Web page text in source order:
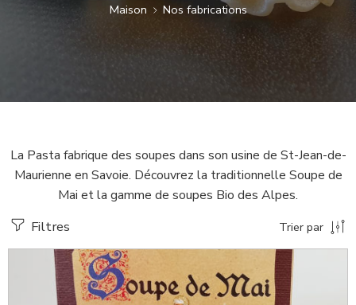
Maison Nos fabrications
La Pasta fabrique des soupes dans son usine de St-Jean-de-
Maurienne en Savoie. Découvrez la traditionnelle Soupe de
Mai et la gamme de soupes Bio des Alpes.
Filtres Trier par